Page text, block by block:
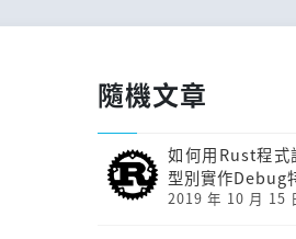
隨機文章
如何用Rust程式
型別實作Debug
2019 年 10 月 15